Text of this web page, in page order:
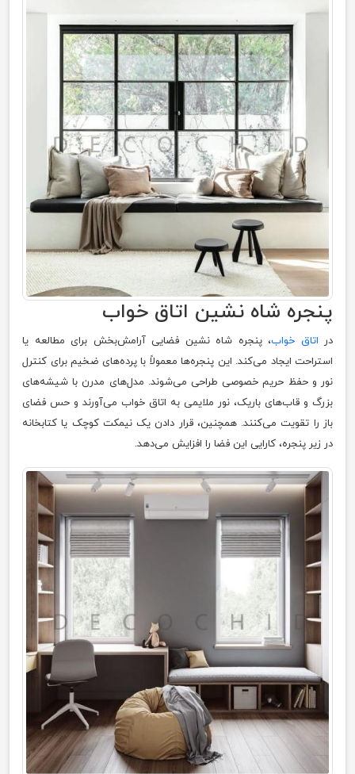
پنجره شاه‌ نشین اتاق خواب
در اتاق خواب، پنجره شاه‌ نشین فضایی آرامش‌بخش برای مطالعه یا
استراحت ایجاد می‌کند. این پنجره‌ها معمولاً با پرده‌های ضخیم برای کنترل
نور و حفظ حریم خصوصی طراحی می‌شوند. مدل‌های مدرن با شیشه‌های
بزرگ و قاب‌های باریک، نور ملایمی به اتاق خواب می‌آورند و حس فضای
باز را تقویت می‌کنند. همچنین، قرار دادن یک نیمکت کوچک یا کتابخانه
در زیر پنجره، کارایی این فضا را افزایش می‌دهد.